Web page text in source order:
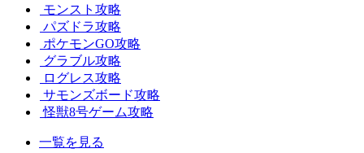
モンスト攻略
パズドラ攻略
ポケモンGO攻略
グラブル攻略
ログレス攻略
サモンズボード攻略
怪獣8号ゲーム攻略
一覧を見る